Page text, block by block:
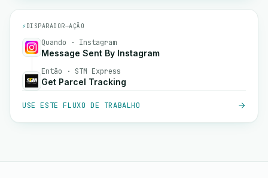
⚡ DISPARADOR→AÇÃO
Quando · Instagram
Message Sent By Instagram
Então · STM Express
Get Parcel Tracking
USE ESTE FLUXO DE TRABALHO